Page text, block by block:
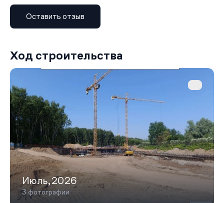
«Сходненская» — примерно за 20 минут. Путь до
Северного речного вокзала займёт около 10 минут, а
до ТТК, центра Москвы и аэропорта «Шереметьево»
1 км; для автомобилистов удобны выезды на
Путилковское и Ленинградское шоссе.
Оставить отзыв
Ход строительства
Июль,2026
3 фотографии